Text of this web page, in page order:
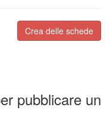
Crea delle schede
pubblicare un